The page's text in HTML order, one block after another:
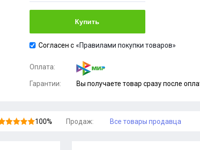
Купить
Согласен с «Правилами покупки товаров»
Оплата:
Гарантии: Вы получаете товар сразу после
100% Продаж: Все товары продавца